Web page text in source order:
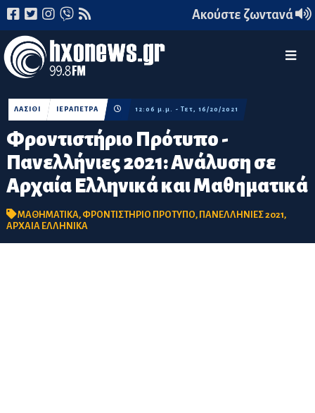
Ακούστε ζωντανά
Φροντιστήριο Πρότυπο -
Πανελλήνιες 2021: Ανάλυση σε
Αρχαία Ελληνικά και Μαθηματικά
ΛΑΣΙΘΙ ΙΕΡΑΠΕΤΡΑ 12:06 μ.μ. - Τετ, 16/20/2021
ΜΑΘΗΜΑΤΙΚΑ, ΦΡΟΝΤΙΣΤΗΡΙΟ ΠΡΟΤΥΠΟ, ΠΑΝΕΛΛΗΝΙΕΣ 2021,
ΑΡΧΑΙΑ ΕΛΛΗΝΙΚΑ